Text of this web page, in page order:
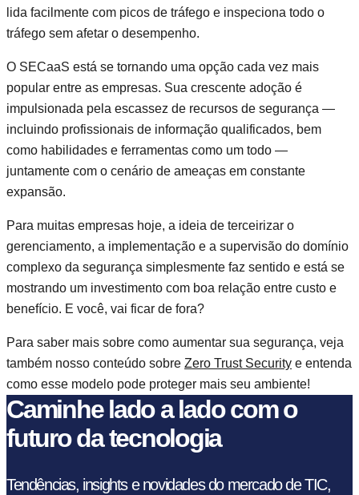
lida facilmente com picos de tráfego e inspeciona todo o
tráfego sem afetar o desempenho.
O SECaaS está se tornando uma opção cada vez mais
popular entre as empresas. Sua crescente adoção é
impulsionada pela escassez de recursos de segurança —
incluindo profissionais de informação qualificados, bem
como habilidades e ferramentas como um todo —
juntamente com o cenário de ameaças em constante
expansão.
Para muitas empresas hoje, a ideia de terceirizar o
gerenciamento, a implementação e a supervisão do domínio
complexo da segurança simplesmente faz sentido e está se
mostrando um investimento com boa relação entre custo e
benefício. E você, vai ficar de fora?
Para saber mais sobre como aumentar sua segurança, veja
também nosso conteúdo sobre Zero Trust Security e entenda
como esse modelo pode proteger mais seu ambiente!
Caminhe lado a lado com o
futuro da tecnologia
Tendências, insights e novidades do mercado de TIC,